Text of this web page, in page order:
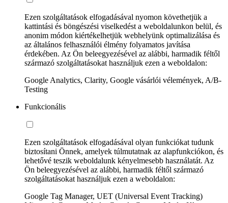
Ezen szolgáltatások elfogadásával nyomon követhetjük a
kattintási és böngészési viselkedést a weboldalunkon belül, és
anonim módon kiértékelhetjük webhelyünk optimalizálása és
az általános felhasználói élmény folyamatos javítása
érdekében. Az Ön beleegyezésével az alábbi, harmadik féltől
származó szolgáltatásokat használjuk ezen a weboldalon:
Google Analytics, Clarity, Google vásárlói vélemények, A/B-
Testing
Funkcionális
Ezen szolgáltatások elfogadásával olyan funkciókat tudunk
biztosítani Önnek, amelyek túlmutatnak az alapfunkciókon, és
lehetővé teszik weboldalunk kényelmesebb használatát. Az
Ön beleegyezésével az alábbi, harmadik féltől származó
szolgáltatásokat használjuk ezen a weboldalon:
Google Tag Manager, UET (Universal Event Tracking)